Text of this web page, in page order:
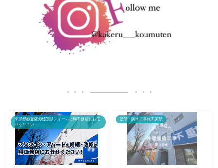
東京都杉並区の外装リフォームは翔工務店にお任
せください！
塗装・防水工事施工実績